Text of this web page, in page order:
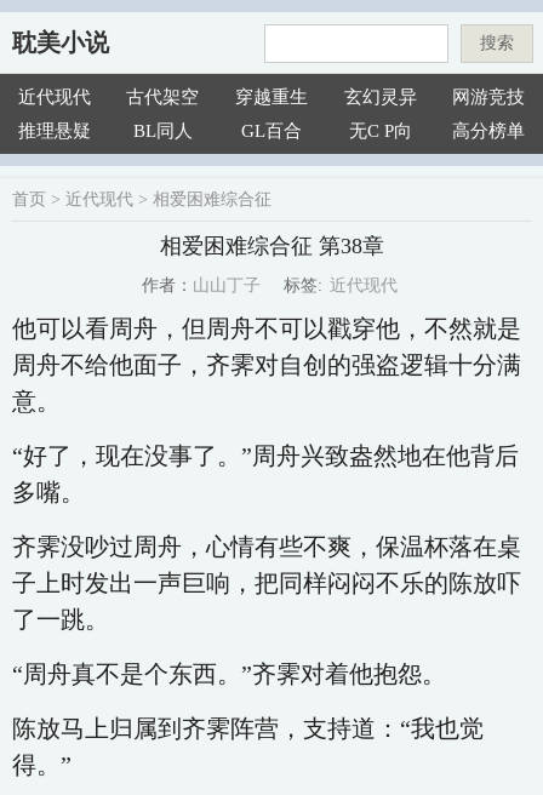
耽美小说 搜索
近代现代 古代架空 穿越重生 玄幻灵异
网游竞技
推理悬疑
BL同人 GL百合 无C P向 高分榜单
首页 > 近代现代 > 相爱困难综合征
相爱困难综合征 第38章
作者： 山山丁子 标签: 近代现代
他可以看周舟，但周舟不可以戳穿他，不然就是
周舟不给他面子，齐霁对自创的强盗逻辑十分满
意。
“好了，现在没事了。”周舟兴致盎然地在他背后
多嘴。
齐霁没吵过周舟，心情有些不爽，保温杯落在桌
子上时发出一声巨响，把同样闷闷不乐的陈放吓
了一跳。
“周舟真不是个东西。”齐霁对着他抱怨。
陈放马上归属到齐霁阵营，支持道：“我也觉
得。”